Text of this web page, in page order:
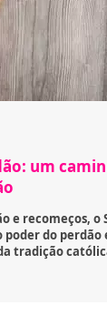
um
e recomeços, o
do perdão
tradição